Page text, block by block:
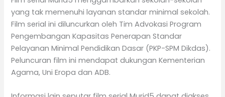
yang tak memenuhi layanan standar minimal sekolah.
Film serial ini diluncurkan oleh Tim Advokasi Program
Pengembangan Kapasitas Penerapan Standar
Pelayanan Minimal Pendidikan Dasar (PKP-SPM Dikdas).
Peluncuran film ini mendapat dukungan Kementerian
Agama, Uni Eropa dan ADB.